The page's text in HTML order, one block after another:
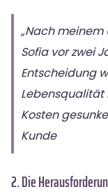
„Nach
Sofia vor zwei
Entscheidung
Lebensqualität
Kosten
Kunde
2. Die